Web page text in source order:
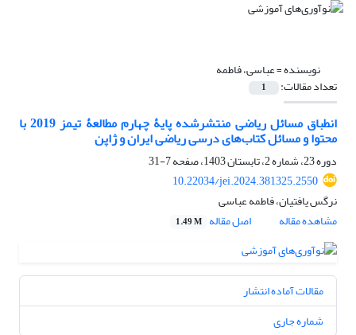
نویسنده =عباسی، فاطمه
تعداد مقالات: 1
انطباق مسائل ریاضی منتشرشده پایۀ چهارم مطالعۀ تیمز 2019 با
محتوا و مسائل کتاب‌های درسی ریاضی ایران و ژاپن
دوره 23، شماره 2، تابستان 1403، صفحه
7-31
10.22034/jei.2024.381325.2550
نرگس یافتیان، فاطمه عباسی
مشاهده مقاله
اصل مقاله 1.49 M
مقالات آماده انتشار
شماره جاری